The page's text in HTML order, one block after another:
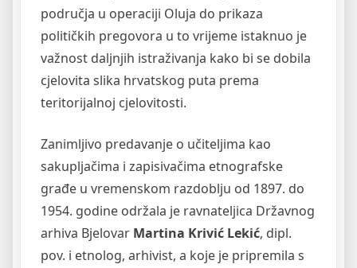
područja u operaciji Oluja do prikaza
političkih pregovora u to vrijeme istaknuo je
važnost daljnjih istraživanja kako bi se dobila
cjelovita slika hrvatskog puta prema
teritorijalnoj cjelovitosti.
Zanimljivo predavanje o učiteljima kao
sakupljačima i zapisivačima etnografske
građe u vremenskom razdoblju od 1897. do
1954. godine održala je ravnateljica Državnog
arhiva Bjelovar Martina Krivić Lekić, dipl.
pov. i etnolog, arhivist, a koje je pripremila s